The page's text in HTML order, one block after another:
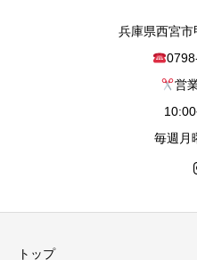
兵庫県西宮
営
毎週月
トップ